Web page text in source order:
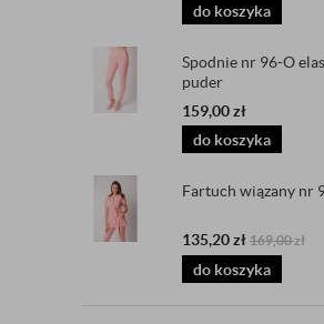
do koszyka
Spodnie nr 96-O
puder
159,00zł
do koszyka
Fartuch wiązany nr
135,20zł 169,00zł
do koszyka